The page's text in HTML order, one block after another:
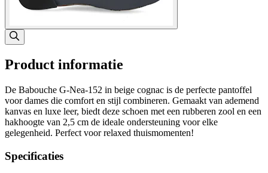
Product informatie
De Babouche G-Nea-152 in beige cognac is de perfecte pantoffel
voor dames die comfort en stijl combineren. Gemaakt van ademend
kanvas en luxe leer, biedt deze schoen met een rubberen zool en een
hakhoogte van 2,5 cm de ideale ondersteuning voor elke
gelegenheid. Perfect voor relaxed thuismomenten!
Specificaties